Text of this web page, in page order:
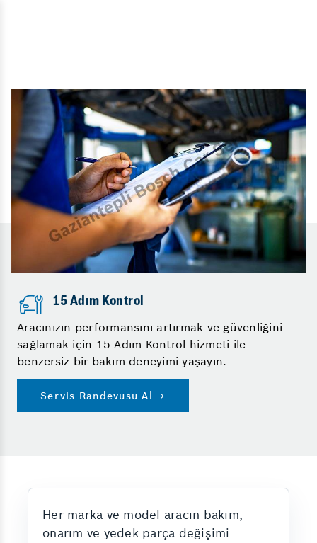
15 Adım Kontrol
Aracınızın performansını artırmak ve güvenliğini
sağlamak için 15 Adım Kontrol hizmeti ile
benzersiz bir bakım deneyimi yaşayın.
Servis Randevusu Al
Her marka ve model aracın bakım,
onarım ve yedek parça değişimi